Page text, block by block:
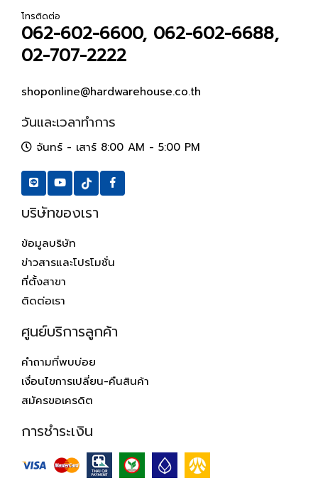
โทรติดต่อ
062-602-6600, 062-602-6688,
02-707-2222
shoponline@hardwarehouse.co.th
วันและเวลาทำการ
จันทร์ - เสาร์ 8:00 AM - 5:00 PM
บริษัทของเรา
ข้อมูลบริษัท
ข่าวสารและโปรโมชั่น
ที่ตั้งสาขา
ติดต่อเรา
ศูนย์บริการลูกค้า
คำถามที่พบบ่อย
เงื่อนไขการเปลี่ยน-คืนสินค้า
สมัครขอเครดิต
การชำระเงิน